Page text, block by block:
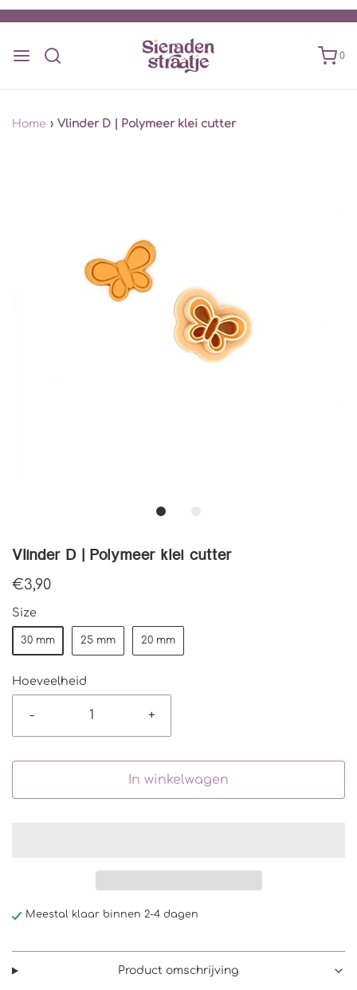
0
Home › Vlinder D | Polymeer klei cutter
Vlinder D | Polymeer klei cutter
€3,90
Size
30 mm 25 mm 20 mm
Hoeveelheid
- +
In winkelwagen
Meestal klaar binnen 2-4 dagen
Product omschrijving